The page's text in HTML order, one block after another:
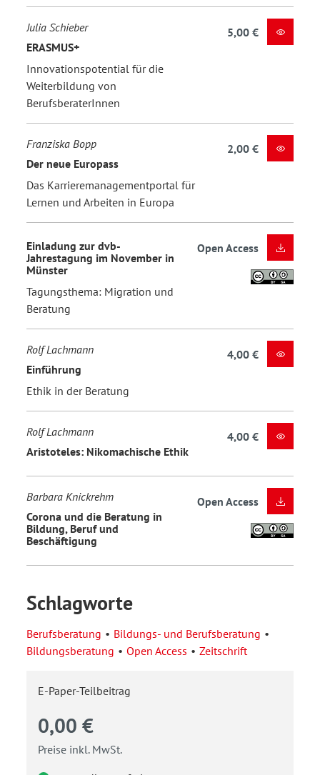
Julia Schieber
ERASMUS+
Innovationspotential für die
Weiterbildung von
BerufsberaterInnen
5,00 €
Franziska Bopp
Der neue Europass
Das Karrieremanagementportal für
Lernen und Arbeiten in Europa
2,00 €
Einladung zur dvb-
Jahrestagung im November in
Münster
Tagungsthema: Migration und
Beratung
Open Access
Rolf Lachmann
Einführung
Ethik in der Beratung
4,00 €
Rolf Lachmann
Aristoteles: Nikomachische Ethik
4,00 €
Barbara Knickrehm
Corona und die Beratung in
Bildung, Beruf und
Beschäftigung
Open Access
Schlagworte
Berufsberatung
Bildungs- und Berufsberatung
Bildungsberatung
Open Access Zeitschrift
E-Paper-Teilbeitrag
0,00 €
Preise inkl. MwSt.